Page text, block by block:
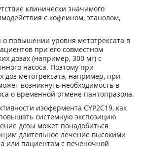
клинически значимого
с кофеином, этанолом,
повышении уровня метотрексата в
при его совместном
дозах (например, 300 мг) с
насоса. Поэтому при
доз метотрексата, например, при
возникнуть необходимость в
о временной отмене пантопразола.
изофермента CYP2C19, как
системную экспозицию
дозы может понадобиться
длительное лечение высокими
или пациентам с печеночной